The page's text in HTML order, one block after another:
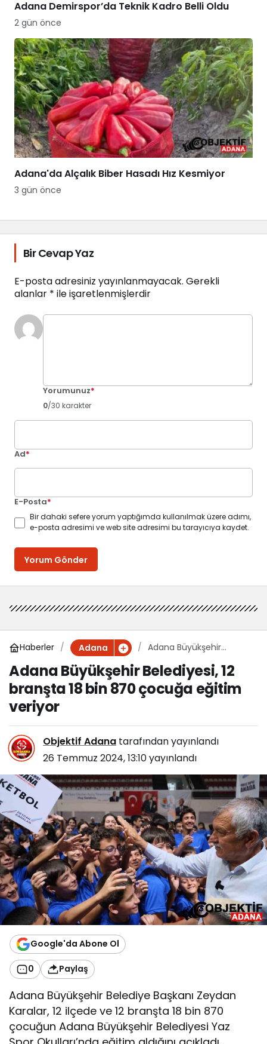
Adana Demirspor’da Teknik Kadro Belli Oldu
2 gün önce
Adana'da Alçalık Biber Hasadı Hız Kesmiyor
3 gün önce
Bir Cevap Yaz
E-posta adresiniz yayınlanmayacak. Gerekli
alanlar * ile işaretlenmişlerdir
Yorumunuz*
0/30 karakter
Ad*
E-Posta*
Bir dahaki sefere yorum yaptığımda kullanılmak üzere adımı,
e-posta adresimi ve web site adresimi bu tarayıcıya kaydet.
Yorum Gönder
Haberler Adana
Adana Büyükşehir
bin 870 çocuğa eğitim
veriyor
Adana Büyükşehir Belediyesi, 12
branşta 18 bin 870 çocuğa eğitim
veriyor
Objektif Adana tarafından yayınlandı
26 Temmuz 2024, 13:10yayınlandı
Google'da Abone Ol
0 Paylaş
Adana Büyükşehir Belediye Başkanı Zeydan
Karalar, 12 ilçede ve 12 branşta 18 bin 870
çocuğun Adana Büyükşehir Belediyesi Yaz